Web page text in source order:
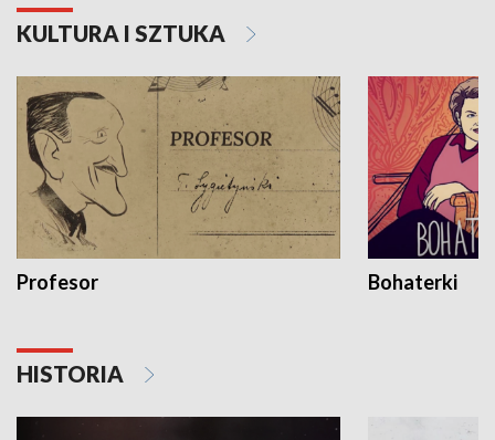
KULTURA I SZTUKA
Profesor Bohaterki
HISTORIA